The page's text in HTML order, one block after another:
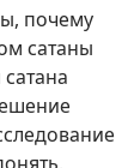
почему
сатаны